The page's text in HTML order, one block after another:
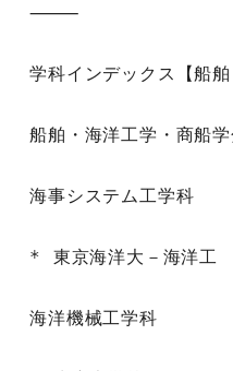
⸻
学科インデックス【船
船舶・海洋工学・商船
海事システム工学科
* 東京海洋大－海洋工
海洋機械工学科